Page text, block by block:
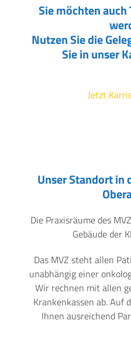
Sie möchten auch
Nutzen Sie die
Sie in unser
Jetzt
Unser Standort in
Die Praxisräume des
Gebäude der
Das MVZ steht allen
unabhängig einer
Wir rechnen mit allen
Krankenkassen ab. Auf
Ihnen ausreichend